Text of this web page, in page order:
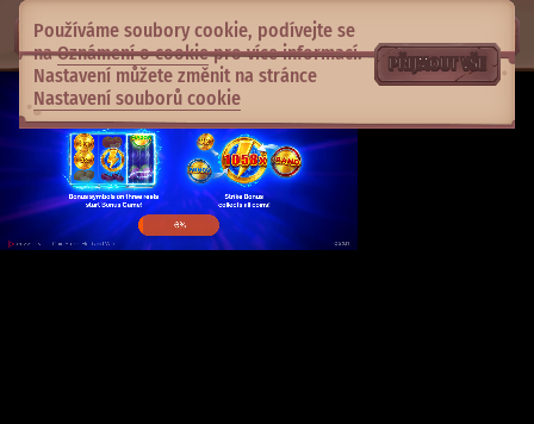
Používáme soubory cookie, podívejte se
naOznámení o cookiepro více informací.
Nastavení můžete změnit na stránce
Nastavení souborů cookie
PŘIJMOUT VŠE